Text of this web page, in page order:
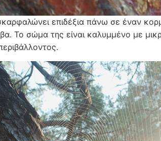
επιδέξια πάνω σε έναν
Το σώμα της είναι καλυμμένο με